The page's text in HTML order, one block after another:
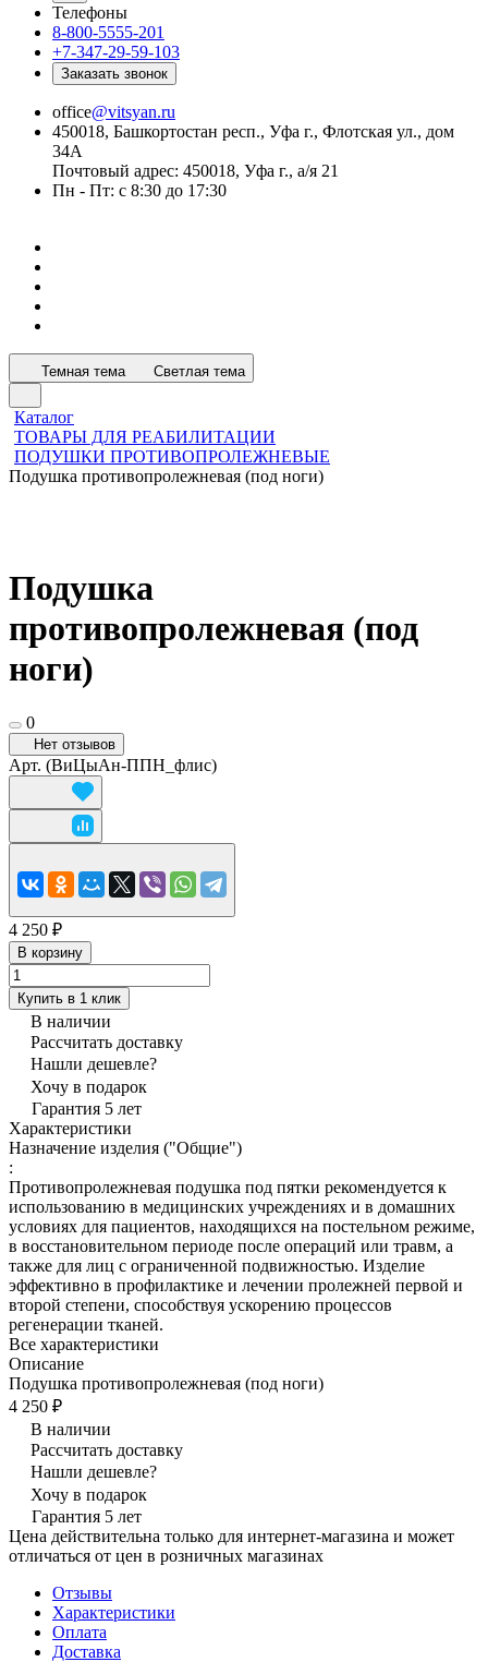
Телефоны
8-800-5555-201
+7-347-29-59-103
Заказать звонок
office@vitsyan.ru
450018, Башкортостан респ., Уфа г., Флотская ул., дом
34А
Почтовый адрес: 450018, Уфа г., а/я 21
Пн - Пт: с 8:30 до 17:30
Темная тема Светлая тема
Каталог
ТОВАРЫ ДЛЯ РЕАБИЛИТАЦИИ
ПОДУШКИ ПРОТИВОПРОЛЕЖНЕВЫЕ
Подушка противопролежневая (под ноги)
Подушка
противопролежневая (под
ноги)
0
Нет отзывов
Арт. (ВиЦыАн-ППН_флис)
4 250 ₽
В корзину
Купить в 1 клик
В наличии
Рассчитать доставку
Нашли дешевле?
Хочу в подарок
Гарантия 5 лет
Характеристики
Назначение изделия ("Общие")
:
Противопролежневая подушка под пятки рекомендуется к
использованию в медицинских учреждениях и в домашних
условиях для пациентов, находящихся на постельном режиме,
в восстановительном периоде после операций или травм, а
также для лиц с ограниченной подвижностью. Изделие
эффективно в профилактике и лечении пролежней первой и
второй степени, способствуя ускорению процессов
регенерации тканей.
Все характеристики
Описание
Подушка противопролежневая (под ноги)
4 250 ₽
В наличии
Рассчитать доставку
Нашли дешевле?
Хочу в подарок
Гарантия 5 лет
Цена действительна только для интернет-магазина и может
отличаться от цен в розничных магазинах
Отзывы
Характеристики
Оплата
Доставка